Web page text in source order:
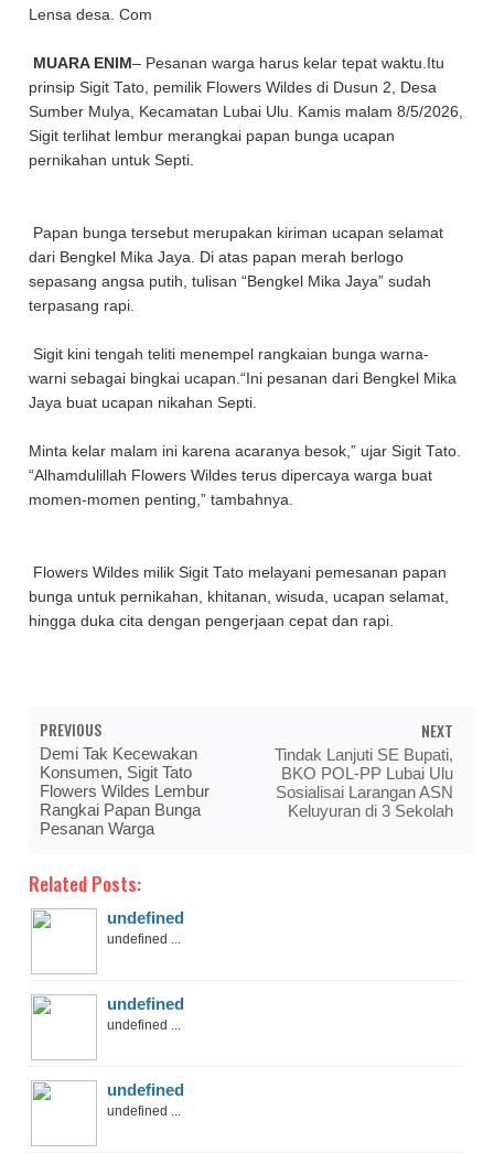
Lensa desa. Com
MUARA ENIM– Pesanan warga harus kelar tepat waktu.Itu
prinsip Sigit Tato, pemilik Flowers Wildes di Dusun 2, Desa
Sumber Mulya, Kecamatan Lubai Ulu. Kamis malam 8/5/2026,
Sigit terlihat lembur merangkai papan bunga ucapan
pernikahan untuk Septi.
Papan bunga tersebut merupakan kiriman ucapan selamat
dari Bengkel Mika Jaya. Di atas papan merah berlogo
sepasang angsa putih, tulisan “Bengkel Mika Jaya” sudah
terpasang rapi.
Sigit kini tengah teliti menempel rangkaian bunga warna-
warni sebagai bingkai ucapan.“Ini pesanan dari Bengkel Mika
Jaya buat ucapan nikahan Septi.
Minta kelar malam ini karena acaranya besok,” ujar Sigit Tato.
“Alhamdulillah Flowers Wildes terus dipercaya warga buat
momen-momen penting,” tambahnya.
Flowers Wildes milik Sigit Tato melayani pemesanan papan
bunga untuk pernikahan, khitanan, wisuda, ucapan selamat,
hingga duka cita dengan pengerjaan cepat dan rapi.
PREVIOUS
Demi Tak Kecewakan
Konsumen, Sigit Tato
Flowers Wildes Lembur
Rangkai Papan Bunga
Pesanan Warga
NEXT
Tindak Lanjuti SE Bupati,
BKO POL-PP Lubai Ulu
Sosialisai Larangan ASN
Keluyuran di 3 Sekolah
Related Posts:
undefined
undefined ...
undefined
undefined ...
undefined
undefined ...